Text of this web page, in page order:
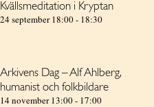
Kvällsmeditation i Kryptan
24 september 18:00- 18:30
Arkivens Dag – Alf Ahlberg,
humanist och folkbildare
14 november 13:00- 17:00